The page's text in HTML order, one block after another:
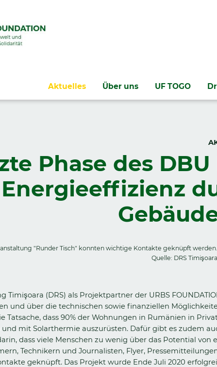
Navigation
Aktuelles Über uns UF TOGO
Phase des
Energieeffizienz
"Runder Tisch" konnten wichtige Kontakte geknüpft werden.
Quelle: DRS Timişoara
Timişoara (DRS) als Projektpartner der URBS
und über die technischen sowie finanziellen
Tatsache, dass 90% der Wohnungen in Rumänien in
mit Solarthermie auszurüsten. Dafür gibt es zudem
dass viele Menschen zu wenig über das Potential
Technikern und Journalisten, Flyer,
geknüpft. Das Projekt wurde Ende Juli 2020